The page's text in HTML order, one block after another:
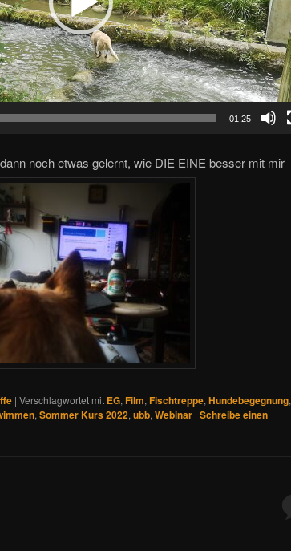
01:25
noch etwas gelernt, wie DIE EINE besser mit mir
| Verschlagwortet mit EG, Film, Fischtreppe, Hundebegegnung,
, Sommer Kurs 2022, ubb, Webinar | Schreibe einen